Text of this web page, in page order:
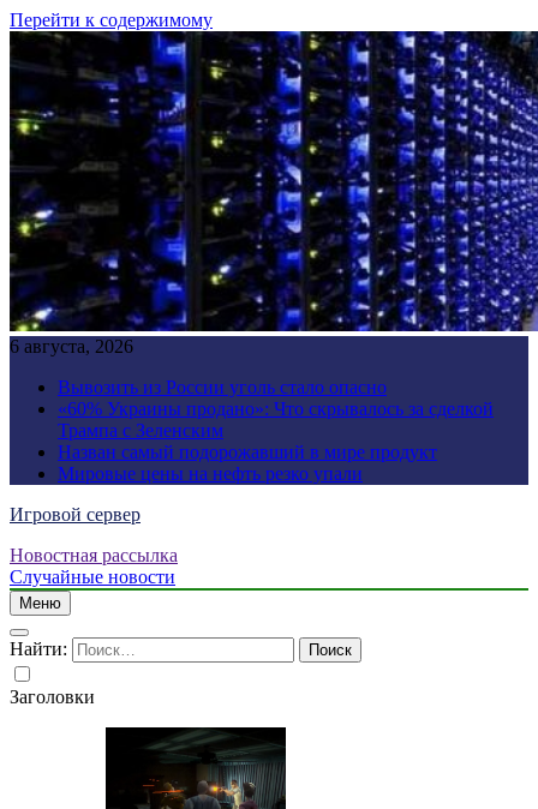
Перейти к содержимому
6 августа, 2026
Вывозить из России уголь стало опасно
«60% Украины продано»: Что скрывалось за сделкой
Трампа с Зеленским
Назван самый подорожавший в мире продукт
Мировые цены на нефть резко упали
Игровой сервер
Новостная рассылка
Случайные новости
Меню
Найти:
Заголовки